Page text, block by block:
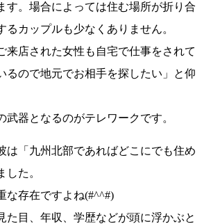
す。場合によっては住む場所が折り合
るカップルも少なくありません。
来店された女性も自宅で仕事をされて
るので地元でお相手を探したい」
と仰
武器となるのがテレワークです。
は 「九州北部であればどこにでも住め
した。
な存在ですよね(#^^#)
た目、年収、学歴などが頭に浮かぶと